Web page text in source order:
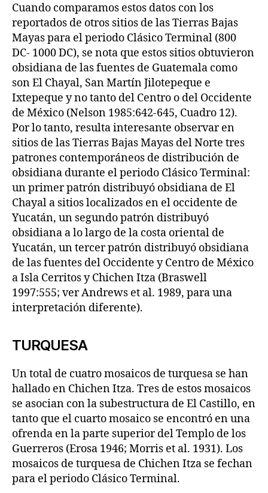
Cuando comparamos estos datos con los
reportados de otros sitios de las Tierras Bajas
Mayas para el periodo Clásico Terminal (800
DC- 1000 DC), se nota que estos sitios obtuvieron
obsidiana de las fuentes de Guatemala como
son El Chayal, San Martín Jilotepeque e
Ixtepeque y no tanto del Centro o del Occidente
de México (Nelson 1985:642-645, Cuadro 12).
Por lo tanto, resulta interesante observar en
sitios de las Tierras Bajas Mayas del Norte tres
patrones contemporáneos de distribución de
obsidiana durante el periodo Clásico Terminal:
un primer patrón distribuyó obsidiana de El
Chayal a sitios localizados en el occidente de
Yucatán, un segundo patrón distribuyó
obsidiana a lo largo de la costa oriental de
Yucatán, un tercer patrón distribuyó obsidiana
de las fuentes del Occidente y Centro de México
a Isla Cerritos y Chichen Itza (Braswell
1997:555; ver Andrews et al. 1989, para una
interpretación diferente).
TURQUESA
Un total de cuatro mosaicos de turquesa se han
hallado en Chichen Itza. Tres de estos mosaicos
se asocian con la subestructura de El Castillo, en
tanto que el cuarto mosaico se encontró en una
ofrenda en la parte superior del Templo de los
Guerreros (Erosa 1946; Morris et al. 1931). Los
mosaicos de turquesa de Chichen Itza se fechan
para el periodo Clásico Terminal.